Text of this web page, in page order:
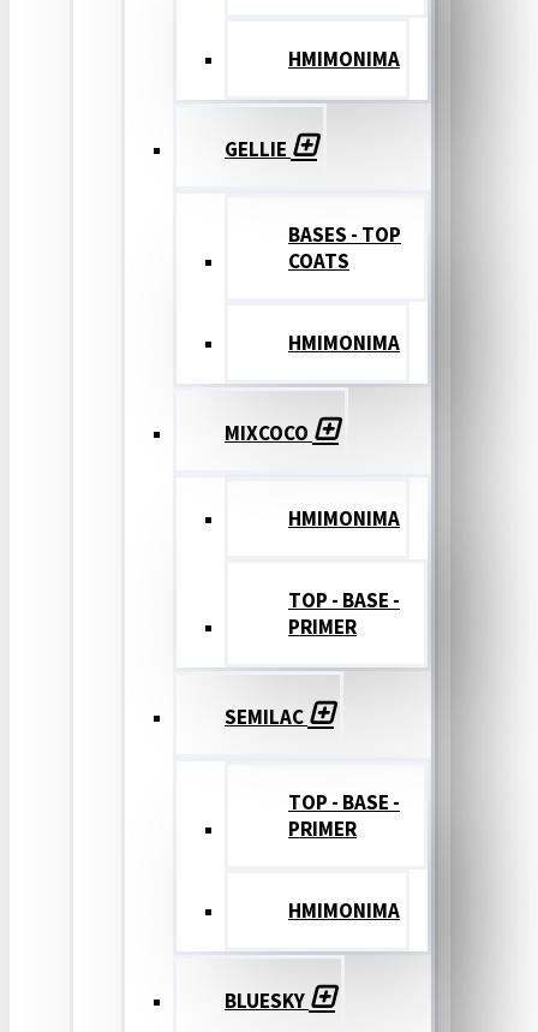
ΗΜΙΜΟΝΙΜΑ
GELLIE
BASES - TOP
COATS
ΗΜΙΜΟΝΙΜΑ
MIXCOCO
HMIMONIMA
TOP - BASE -
PRIMER
SEMILAC
TOP - BASE -
PRIMER
ΗΜΙΜΟΝΙΜΑ
BLUESKY